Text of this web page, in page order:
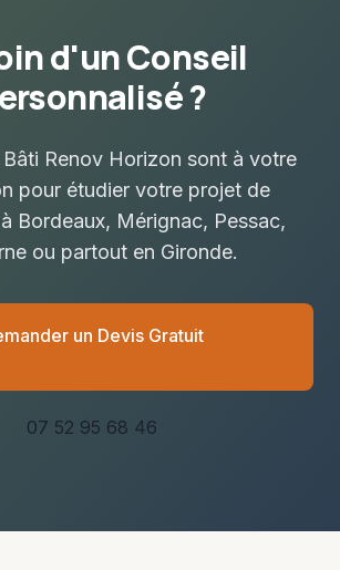
d'un Conseil
?
Renov Horizon sont à votre
pour étudier votre projet de
Bordeaux, Mérignac, Pessac,
ou partout en Gironde.
un Devis Gratuit
07 52 95 68 46